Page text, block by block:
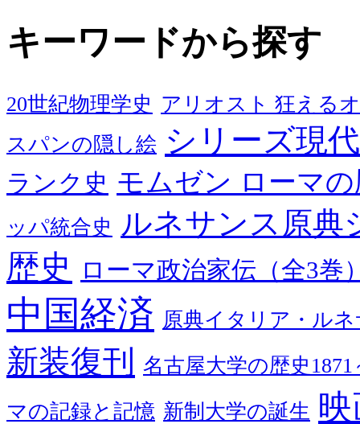
キーワードから探す
20世紀物理学史 アリオスト 狂える
スパンの隠し絵 シリーズ現
ランク史 モムゼン ローマ
ッパ統合史 ルネサンス原典
歴史 ローマ政治家伝（全3巻
中国経済 原典イタリア・ル
新装復刊 名古屋大学の歴史1871
マの記録と記憶 新制大学の誕生